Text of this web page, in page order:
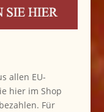
allen EU-
hier im Shop
Für